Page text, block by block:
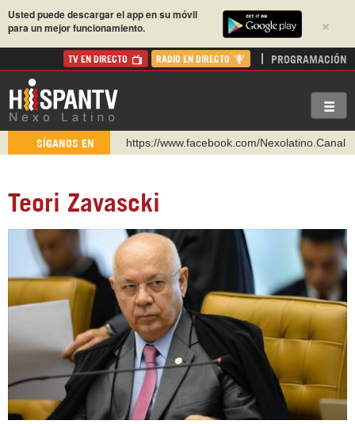
×
Usted puede descargar el app en su móvil
para un mejor funcionamiento.
TV EN DIRECTO RADIO EN DIRECTO PROGRAMACIÓN
SÍGANOS EN
https://www.facebook.com/Nexolatino.Canal
http://twitter.com/nexo_latino
https://t.me/hispantvcanal
https://urmedium.com/c/hispantv
WhatsApp y Viber: +98 921 79 29 404
Instagram como: hispan_tv
Teori Zavascki